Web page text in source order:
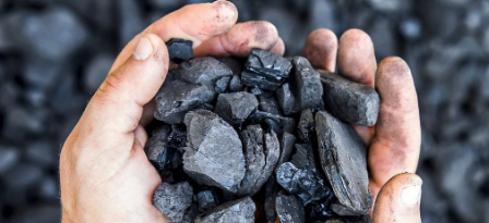
фільм
про
російський
«гітлерюгенд»